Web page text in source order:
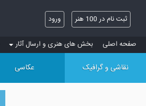
ثبت نام در 100 هنر ورود
صفحه اصلی بخش های هنری و ارسال آثار
نقاشی و گرافیک عکاسی